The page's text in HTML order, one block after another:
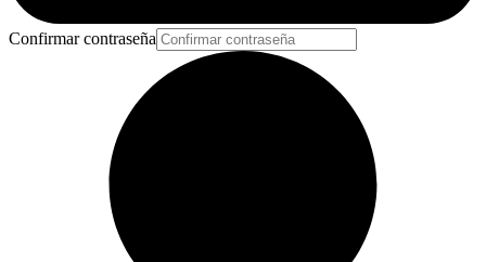
Confirmar contraseña